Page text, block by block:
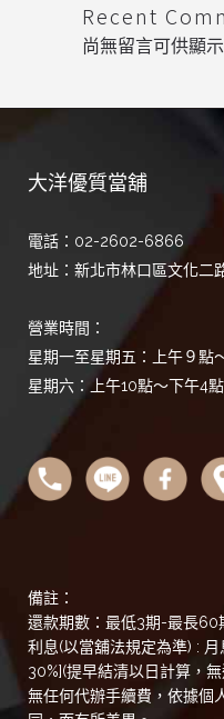
Recent
尚無留言可供顯示
大洋優質當舖
電話：02-2602-6866
地址：新北市林口區文化二
營業時間：
星期一至星期五：上午９點
星期六：上午10點～下午4點
備註：
還款期數：最低3期-最長60
利息(以當舖法規定為準) : 月
30%](提早結清以日計算，
無任何代辦手續費，依據個